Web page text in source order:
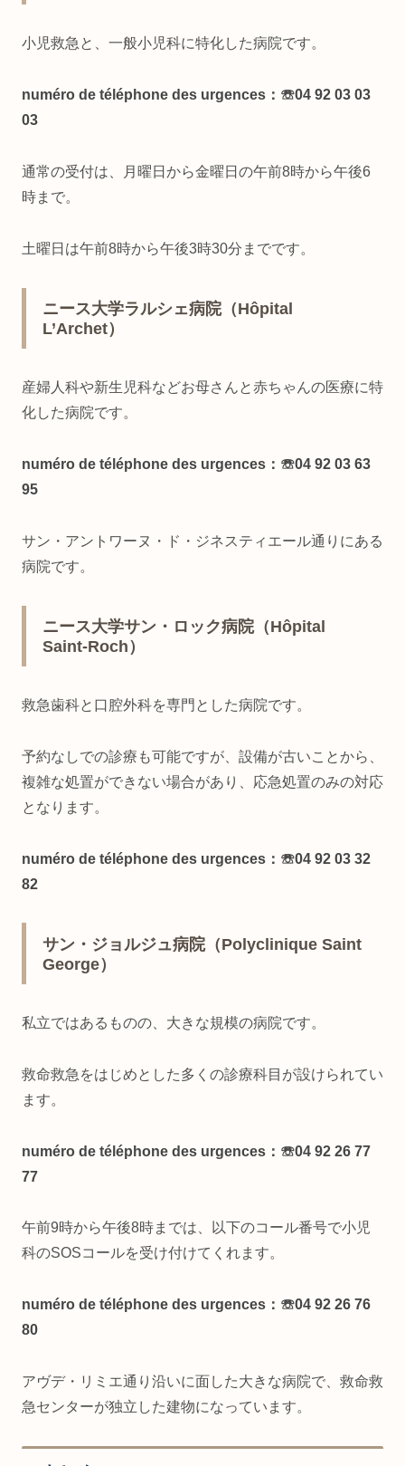
小児救急と、一般小児科に特化した病院です。
numéro de téléphone des urgences：☏04 92 03 03
03
通常の受付は、月曜日から金曜日の午前8時から午後6
時まで。
土曜日は午前8時から午後3時30分までです。
ニース大学ラルシェ病院（Hôpital
L’Archet）
産婦人科や新生児科などお母さんと赤ちゃんの医療に特
化した病院です。
numéro de téléphone des urgences：☏04 92 03 63
95
サン・アントワーヌ・ド・ジネスティエール通りにある
病院です。
ニース大学サン・ロック病院（Hôpital
Saint-Roch）
救急歯科と口腔外科を専門とした病院です。
予約なしでの診療も可能ですが、設備が古いことから、
複雑な処置ができない場合があり、応急処置のみの対応
となります。
numéro de téléphone des urgences：☏04 92 03 32
82
サン・ジョルジュ病院（Polyclinique Saint
George）
私立ではあるものの、大きな規模の病院です。
救命救急をはじめとした多くの診療科目が設けられてい
ます。
numéro de téléphone des urgences：☏04 92 26 77
77
午前9時から午後8時までは、以下のコール番号で小児
科のSOSコールを受け付けてくれます。
numéro de téléphone des urgences：☏04 92 26 76
80
アヴデ・リミエ通り沿いに面した大きな病院で、救命救
急センターが独立した建物になっています。